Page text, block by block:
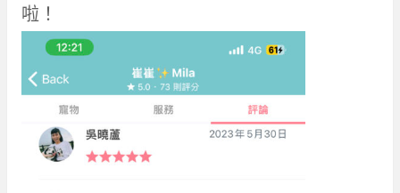
啦！